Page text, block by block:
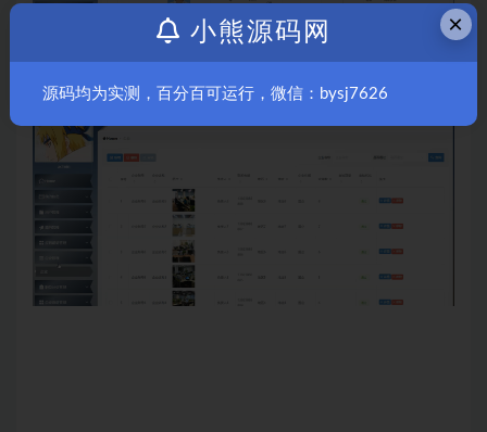
×
小熊源码网
源码均为实测，百分百可运行，微信：bysj7626